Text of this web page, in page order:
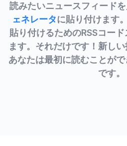
読みたいニュースフィード
ェネレータに貼り付けます
貼り付けるためのRSSコー
ます。それだけです！新しい
あなたは最初に読むことが
です。